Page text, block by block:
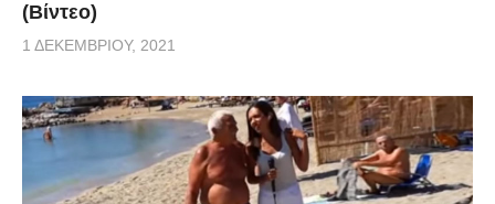
(Βίντεο)
1 ΔΕΚΕΜΒΡΊΟΥ, 2021